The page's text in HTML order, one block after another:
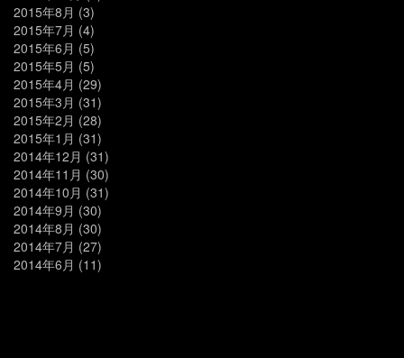
2015年8月 (3)
2015年7月 (4)
2015年6月 (5)
2015年5月 (5)
2015年4月 (29)
2015年3月 (31)
2015年2月 (28)
2015年1月 (31)
2014年12月 (31)
2014年11月 (30)
2014年10月 (31)
2014年9月 (30)
2014年8月 (30)
2014年7月 (27)
2014年6月 (11)